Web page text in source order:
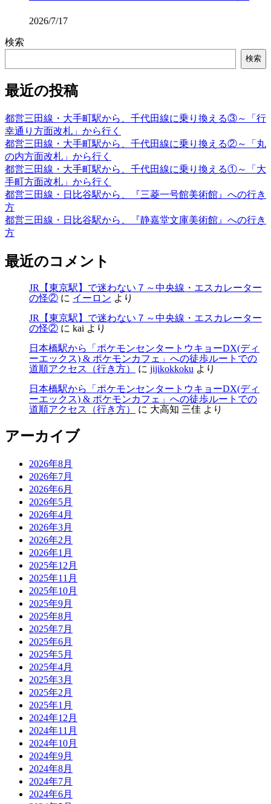
2026/7/17
検索
検索
最近の投稿
都営三田線・大手町駅から、千代田線に乗り換える③～「行
幸通り方面改札」から行く
都営三田線・大手町駅から、千代田線に乗り換える②～「丸
の内方面改札」から行く
都営三田線・大手町駅から、千代田線に乗り換える①～「大
手町方面改札」から行く
都営三田線・日比谷駅から、『三菱一号館美術館』への行き
方
都営三田線・日比谷駅から、『静嘉堂文庫美術館』への行き
方
最近のコメント
JR【東京駅】で迷わない７～中央線・エスカレーター
の怪② に イーロン より
JR【東京駅】で迷わない７～中央線・エスカレーター
の怪② に kai より
日本橋駅から「ポケモンセンタートウキョーDX(ディ
ーエックス) & ポケモンカフェ」への徒歩ルートでの
道順アクセス（行き方）
に jijikokkoku より
日本橋駅から「ポケモンセンタートウキョーDX(ディ
ーエックス) & ポケモンカフェ」への徒歩ルートでの
道順アクセス（行き方）
に 大高知 三佳 より
アーカイブ
2026年8月
2026年7月
2026年6月
2026年5月
2026年4月
2026年3月
2026年2月
2026年1月
2025年12月
2025年11月
2025年10月
2025年9月
2025年8月
2025年7月
2025年6月
2025年5月
2025年4月
2025年3月
2025年2月
2025年1月
2024年12月
2024年11月
2024年10月
2024年9月
2024年8月
2024年7月
2024年6月